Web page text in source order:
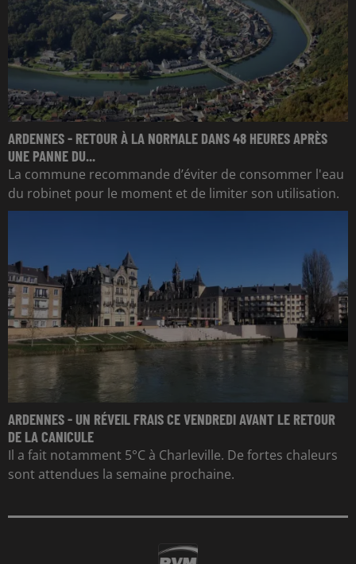
ARDENNES - RETOUR À LA NORMALE DANS 48 HEURES APRÈS
UNE PANNE DU...
La commune recommande d’éviter de consommer l'eau
du robinet pour le moment et de limiter son utilisation.
ARDENNES - UN RÉVEIL FRAIS CE VENDREDI AVANT LE RETOUR
DE LA CANICULE
Il a fait notamment 5°C à Charleville. De fortes chaleurs
sont attendues la semaine prochaine.